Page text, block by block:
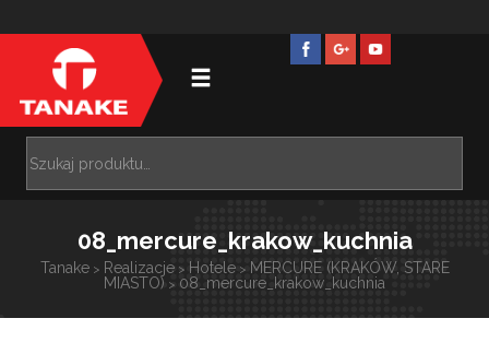
08_mercure_krakow_kuchnia
Tanake> Realizacje> Hotele> MERCURE (KRAKÓW, STARE
MIASTO) > 08_mercure_krakow_kuchnia